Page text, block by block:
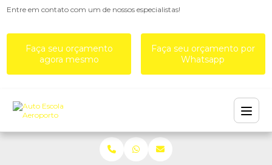
Entre em contato com um de nossos especialistas!
Faça seu orçamento
agora mesmo
Faça seu orçamento por
Whatsapp